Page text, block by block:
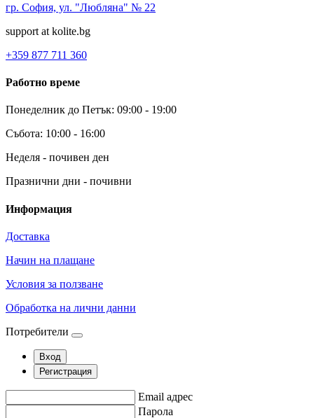
гр. София, ул. "Любляна" № 22
support at kolite.bg
+359 877 711 360
Работно време
Понеделник до Петък: 09:00 - 19:00
Събота: 10:00 - 16:00
Неделя - почивен ден
Празнични дни - почивни
Информация
Доставка
Начин на плащане
Условия за ползване
Обработка на лични данни
Потребители
Вход
Регистрация
Email адрес
Парола